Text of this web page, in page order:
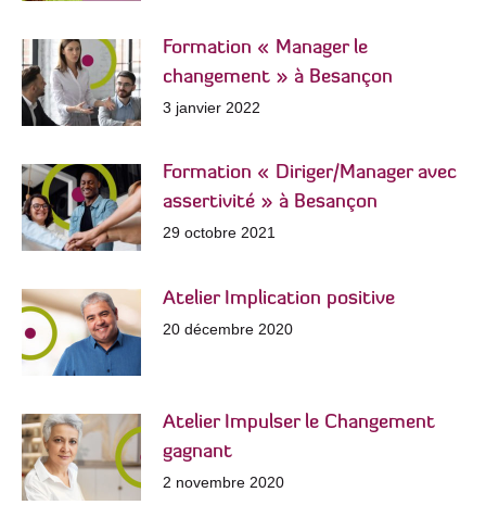
Formation « Manager le
changement » à Besançon
3 janvier 2022
Formation « Diriger/Manager avec
assertivité » à Besançon
29 octobre 2021
Atelier Implication positive
20 décembre 2020
Atelier Impulser le Changement
gagnant
2 novembre 2020